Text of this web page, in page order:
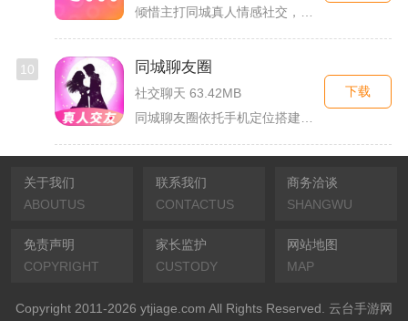
10 同城聊友圈
社交聊天 63.42MB
下载
关于我们
ABOUTUS
联系我们
CONTACTUS
商务洽谈
SHANGWU
免责声明
COPYRIGHT
家长监护
CUSTODY
网站地图
MAP
Copyright 2011-2026 ytjiage.com All Rights Reserved. 云台手游网